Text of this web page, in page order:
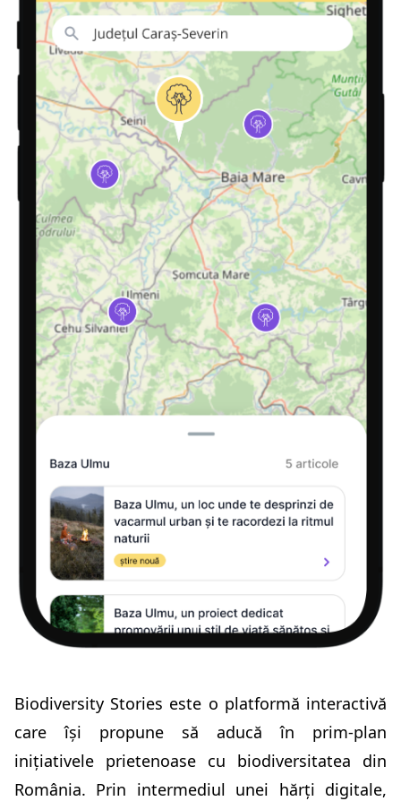
Biodiversity Stories este o platformă interactivă
care își propune să aducă în prim-plan
inițiativele prietenoase cu biodiversitatea din
România. Prin intermediul unei hărți digitale,